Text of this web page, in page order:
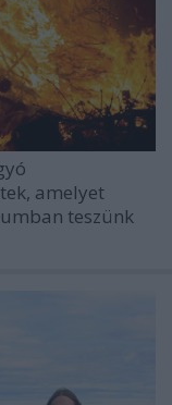
amelyet
teszünk